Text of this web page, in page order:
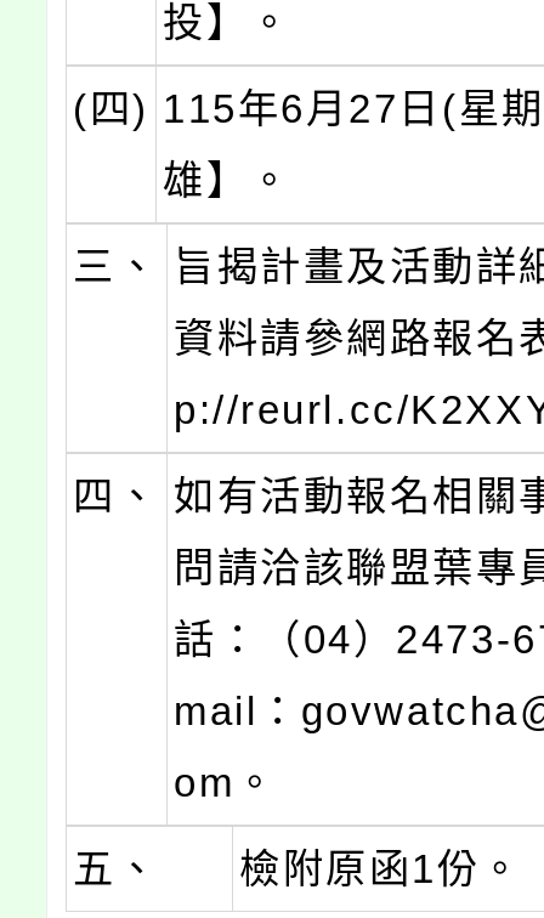
投】。
(四) 115年6月27日(星
雄】。
三、
旨揭計畫及活動詳
資料請參網路報名
p://reurl.cc/
四、
如有活動報名相關
問請洽該聯盟葉專
話：（04）2473-
mail：
om。
五、
檢附原函1份。